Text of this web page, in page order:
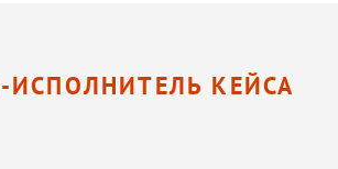
ИСПОЛНИТЕЛЬ КЕЙСА